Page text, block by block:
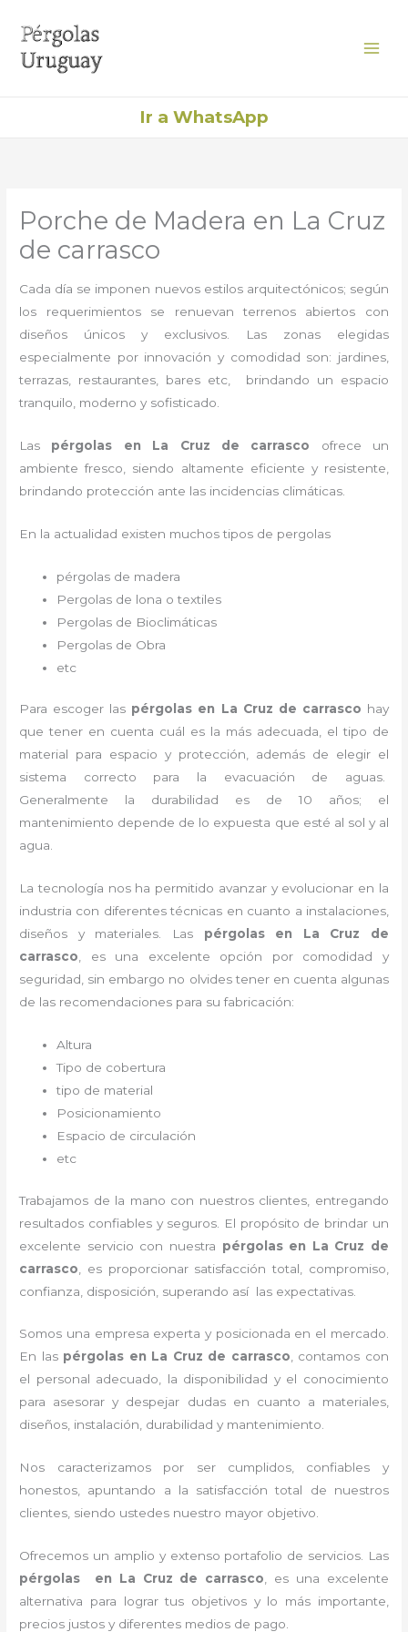
contenido
Ir a WhatsApp
Porche de Madera en La Cruz
de carrasco
Cada día se imponen nuevos estilos arquitectónicos; según
los requerimientos se renuevan terrenos abiertos con
diseños únicos y exclusivos. Las zonas elegidas
especialmente por innovación y comodidad son: jardines,
terrazas, restaurantes, bares etc, brindando un espacio
tranquilo, moderno y sofisticado.
Las pérgolas en La Cruz de carrasco ofrece un
ambiente fresco, siendo altamente eficiente y resistente,
brindando protección ante las incidencias climáticas.
En la actualidad existen muchos tipos de pergolas
pérgolas de madera
Pergolas de lona o textiles
Pergolas de Bioclimáticas
Pergolas de Obra
etc
Para escoger las pérgolas en La Cruz de carrasco hay
que tener en cuenta cuál es la más adecuada, el tipo de
material para espacio y protección, además de elegir el
sistema correcto para la evacuación de aguas.
Generalmente la durabilidad es de 10 años; el
mantenimiento depende de lo expuesta que esté al sol y al
agua.
La tecnología nos ha permitido avanzar y evolucionar en la
industria con diferentes técnicas en cuanto a instalaciones,
diseños y materiales. Las pérgolasen La Cruz de
carrasco , es una excelente opción por comodidad y
seguridad, sin embargo no olvides tener en cuenta algunas
de las recomendaciones para su fabricación:
Altura
Tipo de cobertura
tipo de material
Posicionamiento
Espacio de circulación
etc
Trabajamos de la mano con nuestros clientes, entregando
resultados confiables y seguros. El propósito de brindar un
excelente servicio con nuestra pérgolas en La Cruz de
carrasco , es proporcionar satisfacción total, compromiso,
confianza, disposición, superando así las expectativas.
Somos una empresa experta y posicionada en el mercado.
En las pérgolas en La Cruz de carrasco, contamos con
el personal adecuado, la disponibilidad y el conocimiento
para asesorar y despejar dudas en cuanto a materiales,
diseños, instalación, durabilidad y mantenimiento.
Nos caracterizamos por ser cumplidos, confiables y
honestos, apuntando a la satisfacción total de nuestros
clientes, siendo ustedes nuestro mayor objetivo.
Ofrecemos un amplio y extenso portafolio de servicios. Las
pérgolas en La Cruz de carrasco , es una excelente
alternativa para lograr tus objetivos y lo más importante,
precios justos y diferentes medios de pago.